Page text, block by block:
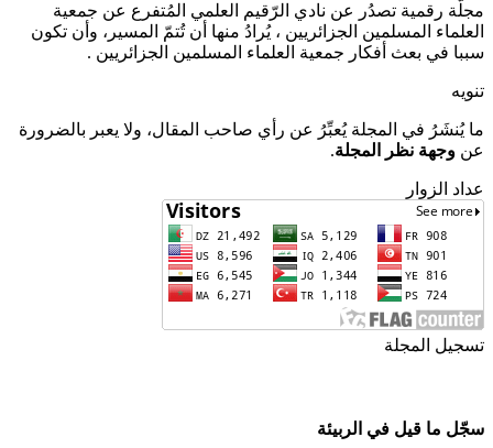
مجلّة رقمية تصدُر عن نادي الرّقيم العلمي المُتفرع عن جمعية
العلماء المسلمين الجزائريين ، يُرادُ منها أن تُتمّ المسير، وأن تكون
سببا في بعث أفكار جمعية العلماء المسلمين الجزائريين .
تنويه
ما يُنشَرُ في المجلة يُعبِّرُ عن رأي صاحب المقال، ولا يعبر بالضرورة
عن وجهة نظر المجلة.
عداد الزوار
تسجيل المجلة
سجّل ما قيل في الربيئة